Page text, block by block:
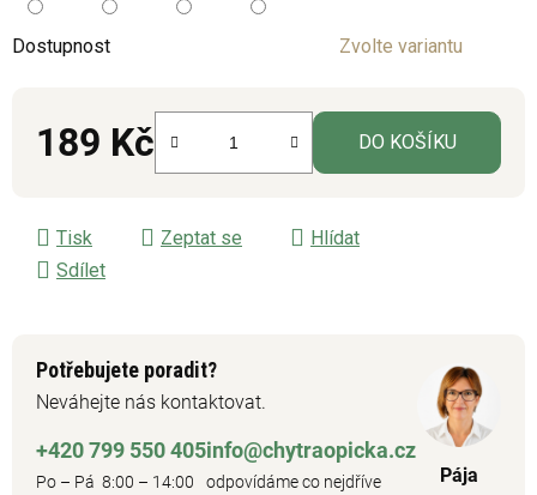
Dostupnost Zvolte variantu
189 Kč DO KOŠÍKU
Tisk Zeptat se
Hlídat
Sdílet
Potřebujete poradit?
Neváhejte nás kontaktovat.
+420 799 550 405
Po – Pá 8:00 – 14:00
info@chytraopicka.cz
odpovídáme co nejdříve Pája